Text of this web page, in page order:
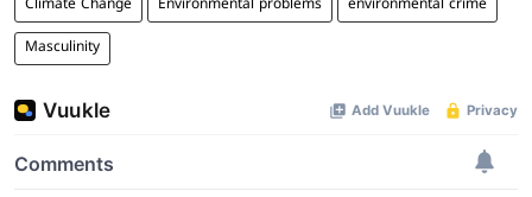
Climate Change Environmental problems environmental crime
Masculinity